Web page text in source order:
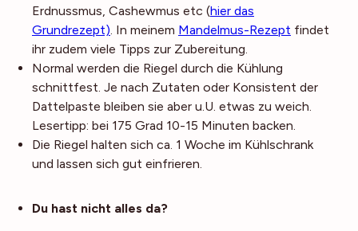
Erdnussmus, Cashewmus etc (hier das
Grundrezept) . In meinem Mandelmus-Rezept findet
ihr zudem viele Tipps zur Zubereitung.
Normal werden die Riegel durch die Kühlung
schnittfest. Je nach Zutaten oder Konsistent der
Dattelpaste bleiben sie aber u.U. etwas zu weich.
Lesertipp: bei 175 Grad 10-15 Minuten backen.
Die Riegel halten sich ca. 1 Woche im Kühlschrank
und lassen sich gut einfrieren.
Du hast nicht alles da?